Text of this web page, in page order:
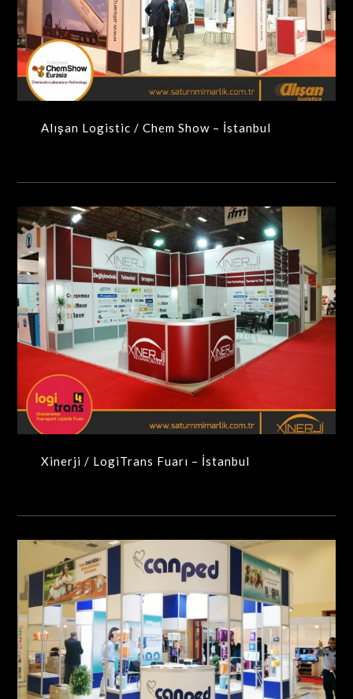
Alışan Logistic / Chem Show – İstanbul
MAXIMA-MODÜLER STANDLAR
Alışan Logistic / Chem Show – İstanbul
Xinerji / LogiTrans Fuarı – İstanbul
MAXIMA-MODÜLER STANDLAR
Xinerji / LogiTrans Fuarı – İstanbul
Canped / Eyaf Expo – İstanbul